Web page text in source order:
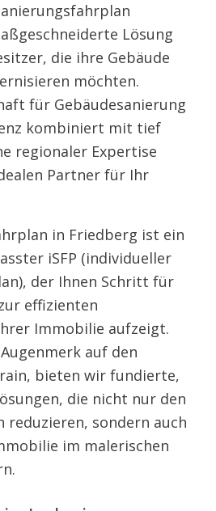
Lösung
die ihre Gebäude
möchten.
für Gebäudesanierung
kombiniert mit tief
regionaler Expertise
Partner für Ihr
in Friedberg ist ein
iSFP (individueller
der Ihnen Schritt für
effizienten
Immobilie aufzeigt.
auf den
bieten wir fundierte,
die nicht nur den
reduzieren, sondern auch
im malerischen